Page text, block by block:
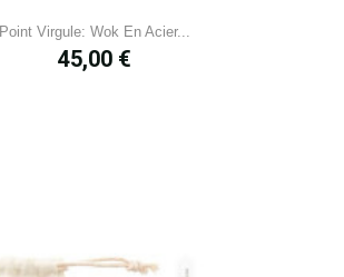
Point Virgule: Wok En Acier...
Prix
45,00 €